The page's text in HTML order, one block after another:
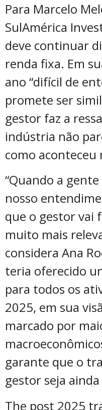
Para Marcelo
SulAmérica
deve continuar
renda fixa. Em
ano “difícil de
promete ser
gestor faz a
indústria não
como
“Quando a
nosso
que o gestor vai
muito mais
considera Ana
teria oferecido
para todos os
2025, em sua
marcado por
garante que o
gestor seja
The post 2025